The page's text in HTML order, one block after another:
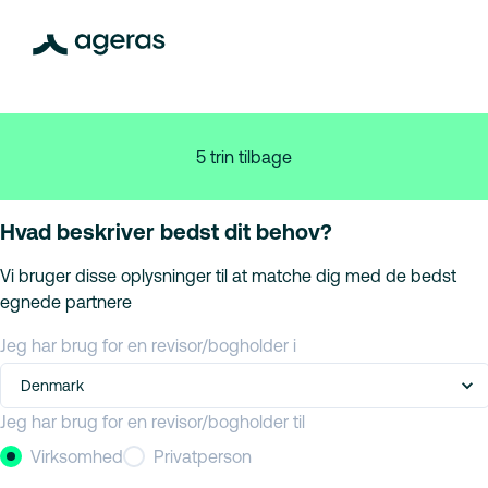
5 trin tilbage
Hvad beskriver bedst dit behov?
Vi bruger disse oplysninger til at matche dig med de bedst
egnede partnere
Jeg har brug for en revisor/bogholder i
Denmark
Jeg har brug for en revisor/bogholder til
Virksomhed
Privatperson